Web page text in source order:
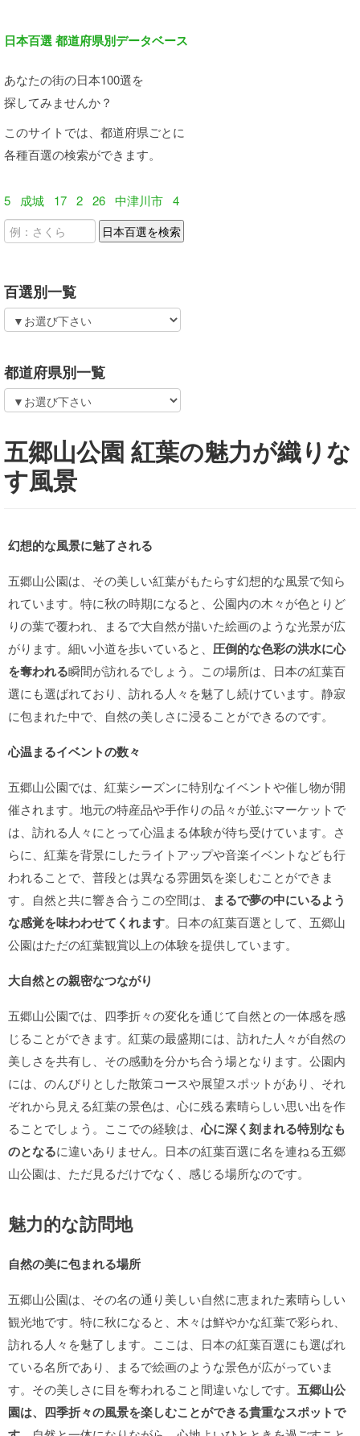
日本百選 都道府県別データベース
あなたの街の日本100選を
探してみませんか？
このサイトでは、都道府県ごとに
各種百選の検索ができます。
5 成城 17 2 26 中津川市 4
百選別一覧
都道府県別一覧
五郷山公園 紅葉の魅力が織りな
す風景
幻想的な風景に魅了される
五郷山公園は、その美しい紅葉がもたらす幻想的な風景で知ら
れています。特に秋の時期になると、公園内の木々が色とりど
りの葉で覆われ、まるで大自然が描いた絵画のような光景が広
がります。細い小道を歩いていると、 圧倒的な色彩の洪水に心
を奪われる瞬間が訪れるでしょう。この場所は、日本の紅葉百
選にも選ばれており、訪れる人々を魅了し続けています。静寂
に包まれた中で、自然の美しさに浸ることができるのです。
心温まるイベントの数々
五郷山公園では、紅葉シーズンに特別なイベントや催し物が開
催されます。地元の特産品や手作りの品々が並ぶマーケットで
は、訪れる人々にとって心温まる体験が待ち受けています。さ
らに、紅葉を背景にしたライトアップや音楽イベントなども行
われることで、普段とは異なる雰囲気を楽しむことができま
す。自然と共に響き合うこの空間は、
まるで夢の中にいるよう
な感覚を味わわせてくれます。日本の紅葉百選として、五郷山
公園はただの紅葉観賞以上の体験を提供しています。
大自然との親密なつながり
五郷山公園では、四季折々の変化を通じて自然との一体感を感
じることができます。紅葉の最盛期には、訪れた人々が自然の
美しさを共有し、その感動を分かち合う場となります。公園内
には、のんびりとした散策コースや展望スポットがあり、それ
ぞれから見える紅葉の景色は、心に残る素晴らしい思い出を作
ることでしょう。ここでの経験は、心に深く刻まれる特別なも
のとなるに違いありません。日本の紅葉百選に名を連ねる五郷
山公園は、ただ見るだけでなく、感じる場所なのです。
魅力的な訪問地
自然の美に包まれる場所
五郷山公園は、その名の通り美しい自然に恵まれた素晴らしい
観光地です。特に秋になると、木々は鮮やかな紅葉で彩られ、
訪れる人々を魅了します。ここは、日本の紅葉百選にも選ばれ
ている名所であり、まるで絵画のような景色が広がっていま
す。その美しさに目を奪われること間違いなしです。 五郷山公
園は、四季折々の風景を楽しむことができる貴重なスポットで